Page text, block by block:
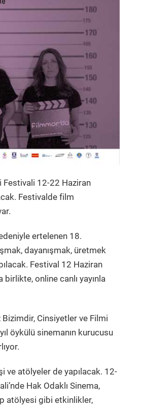
Festivali 12-22 Haziran
Festivalde film
ertelenen 18.
dayanışmak, üretmek
Festival 12 Haziran
online canlı yayınla
Bizimdir, Cinsiyetler ve Filmi
öykülü sinemanın kurucusu
ve atölyeler de yapılacak. 12-
Hak Odaklı Sinema,
atölyesi gibi etkinlikler,